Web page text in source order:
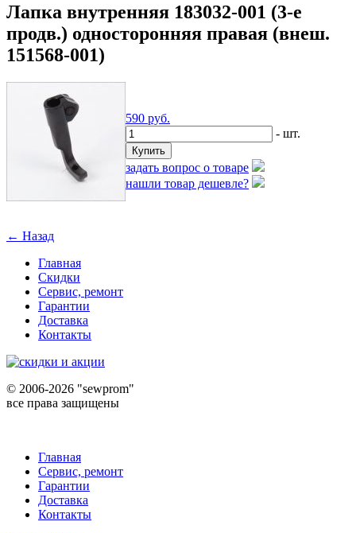
Лапка внутренняя 183032-001 (3-е
продв.) односторонняя правая (внеш.
151568-001)
590 руб.
- шт.
задать вопрос о товаре
нашли товар дешевле?
← Назад
Главная
Скидки
Сервис, ремонт
Гарантии
Доставка
Контакты
© 2006-2026 "sewprom"
все права защищены
Главная
Сервис, ремонт
Гарантии
Доставка
Контакты